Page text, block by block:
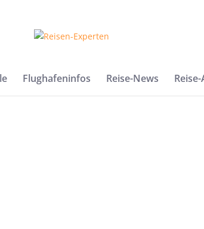
Flughafeninfos Reise-News